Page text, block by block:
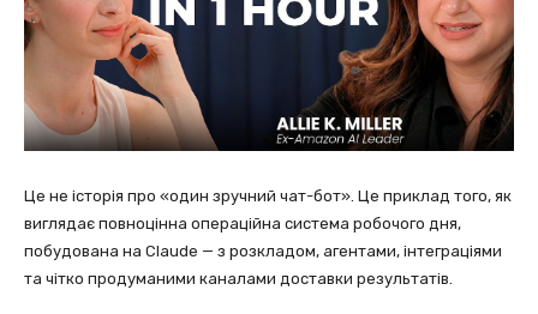
Це не історія про «один зручний чат-бот». Це приклад того, як
виглядає повноцінна операційна система робочого дня,
побудована на Claude — з розкладом, агентами, інтеграціями
та чітко продуманими каналами доставки результатів.